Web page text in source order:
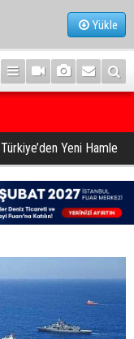
Yükle
Yükseltti
Yeni Hamle